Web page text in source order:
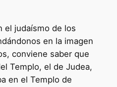
el judaísmo de los
en la imagen
conviene saber que
Templo, el de Judea,
en el Templo de